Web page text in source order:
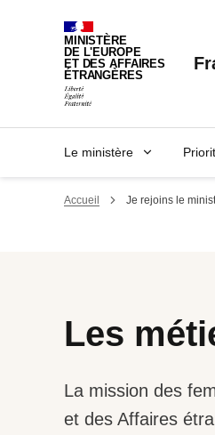
MINISTÈRE
DE L'EUROPE
ET DES AFFAIRES
ÉTRANGÈRES
Le ministère
Accueil Je rejoins le
Les
La mission des
et des Affaires